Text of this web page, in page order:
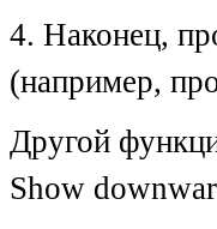
4. Наконец,
(например,
Другой
Show